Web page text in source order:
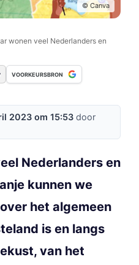
© Canva
wonen veel Nederlanders en
VOORKEURSBRON
2023 om 15:53 door
Nederlanders en
kunnen we
het algemeen
is en langs
van het